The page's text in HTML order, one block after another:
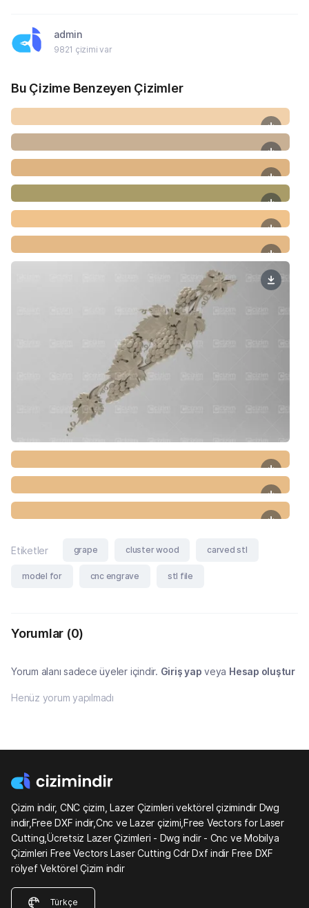
admin
9821 çizimi var
Bu Çizime Benzeyen Çizimler
Etiketler grape cluster wood carved stl
model for cnc engrave stl file
Yorumlar (0)
Yorum alanı sadece üyeler içindir. Giriş yap veya Hesap oluştur
Henüz yorum yapılmadı
Çizim indir, CNC çizim, Lazer Çizimleri vektörel çizimindir Dwg
indir,Free DXF indir,Cnc ve Lazer çizimi,Free Vectors for Laser
Cutting,Ücretsiz Lazer Çizimleri - Dwg indir - Cnc ve Mobilya
Çizimleri Free Vectors Laser Cutting Cdr Dxf indir Free DXF
rölyef Vektörel Çizim indir
Türkçe